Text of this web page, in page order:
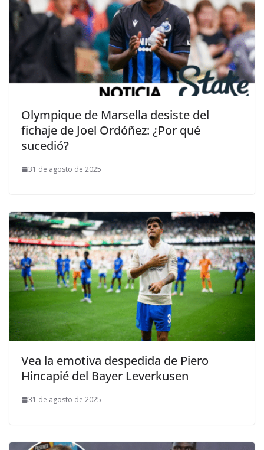
Olympique de Marsella desiste del
fichaje de Joel Ordóñez: ¿Por qué
sucedió?
31 de agosto de 2025
Vea la emotiva despedida de Piero
Hincapié del Bayer Leverkusen
31 de agosto de 2025